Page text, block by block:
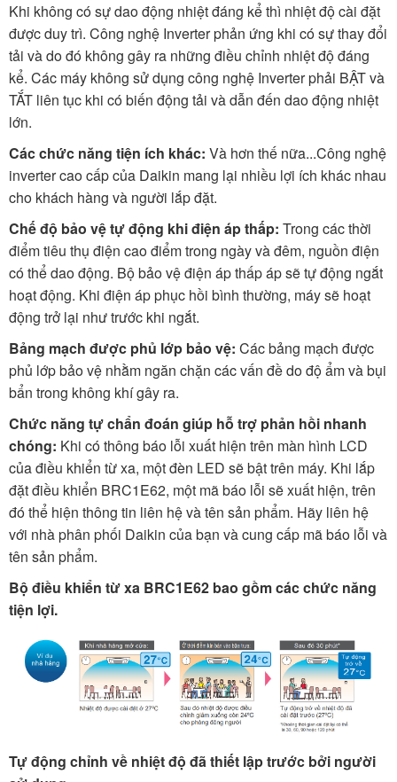
Khi không có sự dao động nhiệt đáng kể thì nhiệt độ cài đặt
được duy trì. Công nghệ Inverter phản ứng khi có sự thay đổi
tải và do đó không gây ra những điều chỉnh nhiệt độ đáng
kể. Các máy không sử dụng công nghệ Inverter phải BẬT và
TẮT liên tục khi có biến động tải và dẫn đến dao động nhiệt
lớn.
Các chức năng tiện ích khác: Và hơn thế nữa...Công nghệ
inverter cao cấp của Daikin mang lại nhiều lợi ích khác nhau
cho khách hàng và người lắp đặt.
Chế độ bảo vệ tự động khi điện áp thấp: Trong các thời
điểm tiêu thụ điện cao điểm trong ngày và đêm, nguồn điện
có thể dao động. Bộ bảo vệ điện áp thấp áp sẽ tự động ngắt
hoạt động. Khi điện áp phục hồi bình thường, máy sẽ hoạt
động trở lại như trước khi ngắt.
Bảng mạch được phủ lớp bảo vệ: Các bảng mạch được
phủ lớp bảo vệ nhằm ngăn chặn các vấn đề do độ ẩm và bụi
bẩn trong không khí gây ra.
Chức năng tự chẩn đoán giúp hỗ trợ phản hồi nhanh
chóng: Khi có thông báo lỗi xuất hiện trên màn hình LCD
của điều khiển từ xa, một đèn LED sẽ bật trên máy. Khi lắp
đặt điều khiển BRC1E62, một mã báo lỗi sẽ xuất hiện, trên
đó thể hiện thông tin liên hệ và tên sản phẩm. Hãy liên hệ
với nhà phân phối Daikin của bạn và cung cấp mã báo lỗi và
tên sản phẩm.
Bộ điều khiển từ xa BRC1E62 bao gồm các chức năng
tiện lợi.
Tự động chỉnh về nhiệt độ đã thiết lập trước bởi người